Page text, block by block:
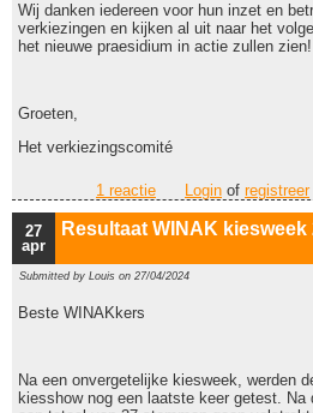
Wij danken iedereen voor hun inzet en
verkiezingen en kijken al uit naar het
het nieuwe praesidium in actie zullen zien!
Groeten,
Het verkiezingscomité
1 reactie Login of registreer
27
apr
Resultaat WINAK kiesweek
Submitted by Louis on 27/04/2024
Beste WINAKkers
Na een onvergetelijke kiesweek, werden
kiesshow nog een laatste keer getest.